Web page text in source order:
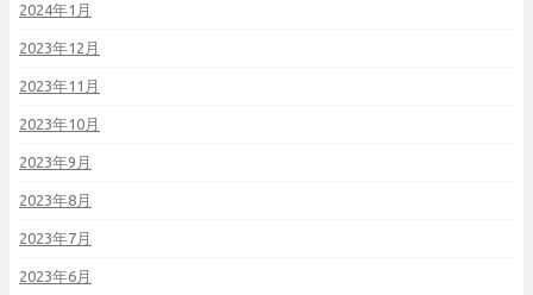
2024年1月
2023年12月
2023年11月
2023年10月
2023年9月
2023年8月
2023年7月
2023年6月